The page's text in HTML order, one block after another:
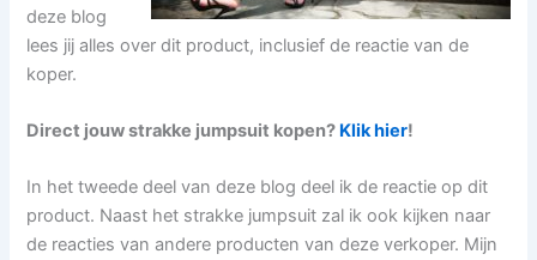
deze blog
lees jij alles over dit product, inclusief de reactie van de
koper.
Direct jouw strakke jumpsuit kopen? Klik hier!
In het tweede deel van deze blog deel ik de reactie op dit
product. Naast het strakke jumpsuit zal ik ook kijken naar
de reacties van andere producten van deze verkoper. Mijn